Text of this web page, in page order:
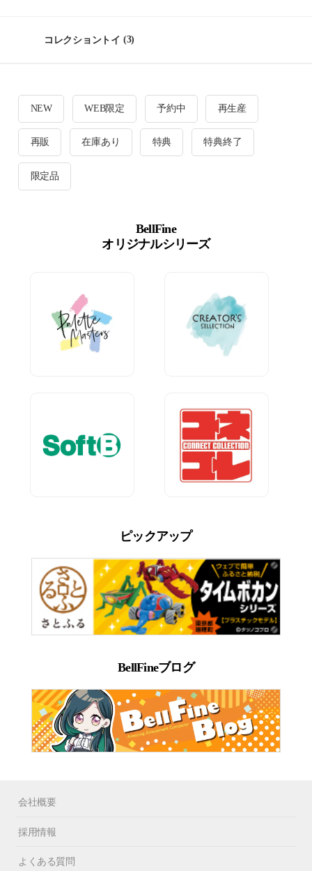
コレクショントイ (3)
NEW WEB限定 予約中 再生産
再販 在庫あり 特典 特典終了
限定品
BellFine
オリジナルシリーズ
ピックアップ
BellFineブログ
会社概要
採用情報
よくある質問